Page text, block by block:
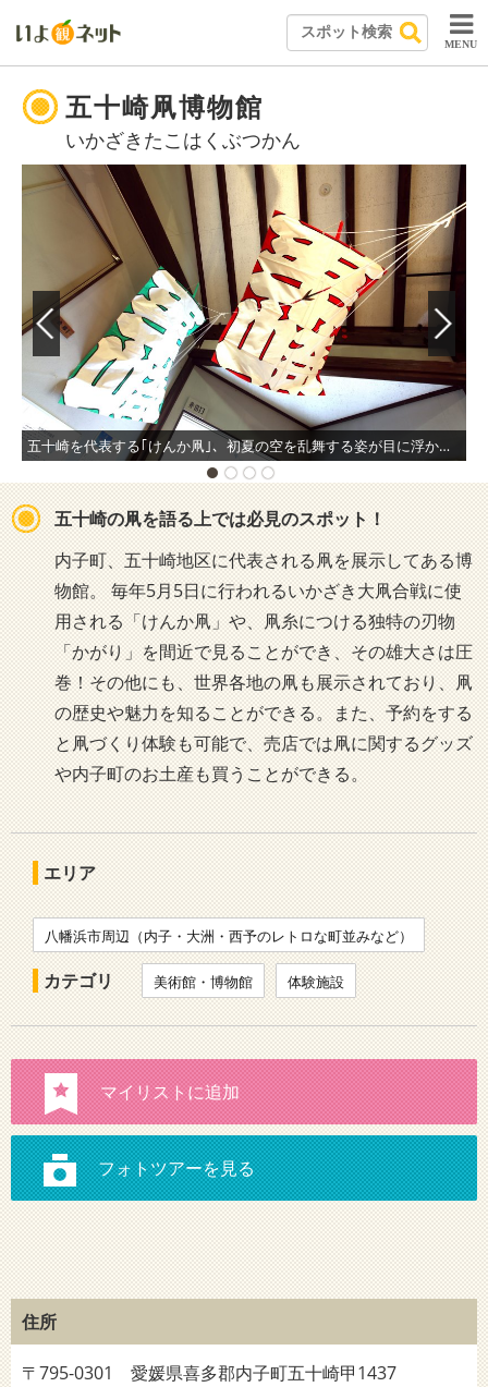
MENU
五十崎凧博物館
いかざきたこはくぶつかん
五十崎を代表する｢けんか凧｣、初夏の空を乱舞する姿が目に浮かぶ。
五十崎の凧を語る上では必見のスポット！
内子町、五十崎地区に代表される凧を展示してある博
物館。 毎年5月5日に行われるいかざき大凧合戦に使
用される「けんか凧」や、凧糸につける独特の刃物
「かがり」を間近で見ることができ、その雄大さは圧
巻！その他にも、世界各地の凧も展示されており、凧
の歴史や魅力を知ることができる。また、予約をする
と凧づくり体験も可能で、売店では凧に関するグッズ
や内子町のお土産も買うことができる。
エリア
八幡浜市周辺（内子・大洲・西予のレトロな町並みなど）
カテゴリ 美術館・博物館 体験施設
住所
〒795-0301 愛媛県喜多郡内子町五十崎甲1437